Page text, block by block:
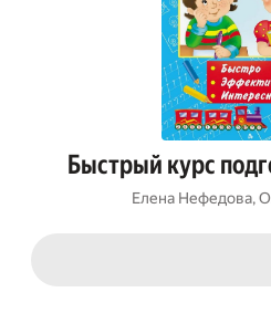
Быстрый курс
Елена Нефедова,